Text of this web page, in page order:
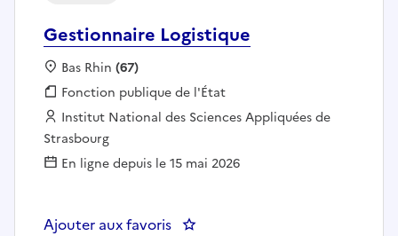
Gestionnaire Logistique
Localisation :
Bas Rhin (67)
Fonction publique :
Fonction publique de l'État
Employeur :
Institut National des Sciences Appliquées de
Strasbourg
En ligne depuis le 15 mai 2026
Ajouter aux favoris : Gestionnaire Logistique